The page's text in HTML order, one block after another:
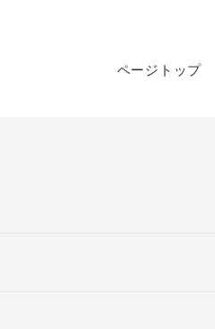
ページトップ